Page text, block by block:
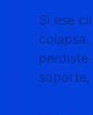
Si ese
perdiste
soporte,